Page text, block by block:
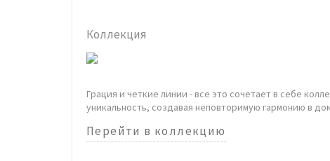
Коллекция
Грация и четкие линии - все это сочетает в себе
уникальность, создавая неповторимую гармонию в
Перейти в коллекцию